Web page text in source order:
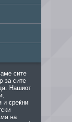
сите
за сите
Нашиот
и среќни
на